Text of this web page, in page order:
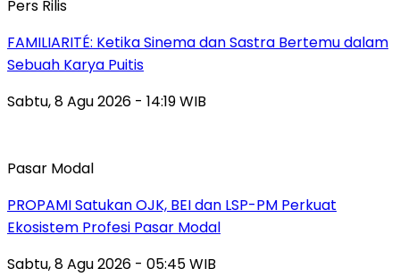
Pers Rilis
FAMILIARITÉ: Ketika Sinema dan Sastra Bertemu dalam
Sebuah Karya Puitis
Sabtu, 8 Agu 2026 - 14:19 WIB
Pasar Modal
PROPAMI Satukan OJK, BEI dan LSP-PM Perkuat
Ekosistem Profesi Pasar Modal
Sabtu, 8 Agu 2026 - 05:45 WIB